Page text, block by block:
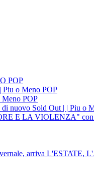
POP
o Meno POP
POP
nuovo Sold Out | | Piu o
E LA VIOLENZA"
arriva